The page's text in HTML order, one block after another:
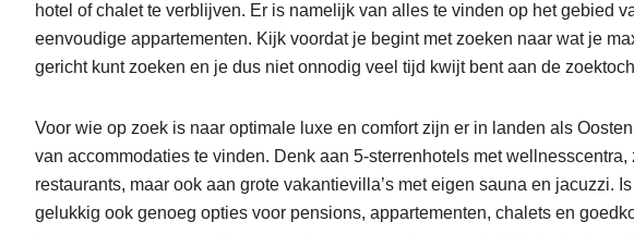
hotel of chalet te verblijven. Er is namelijk van alles te vinden op het gebied
eenvoudige appartementen. Kijk voordat je begint met zoeken naar wat je
gericht kunt zoeken en je dus niet onnodig veel tijd kwijt bent aan de
Voor wie op zoek is naar optimale luxe en comfort zijn er in landen als
van accommodaties te vinden. Denk aan 5-sterrenhotels met
restaurants, maar ook aan grote vakantievilla’s met eigen sauna en jacuzzi.
gelukkig ook genoeg opties voor pensions, appartementen, chalets en